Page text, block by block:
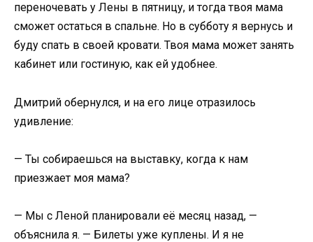
переночевать у Лены в пятницу, и тогда твоя мама
сможет остаться в спальне. Но в субботу я вернусь и
буду спать в своей кровати. Твоя мама может занять
кабинет или гостиную, как ей удобнее.
Дмитрий обернулся, и на его лице отразилось
удивление:
— Ты собираешься на выставку, когда к нам
приезжает моя мама?
— Мы с Леной планировали её месяц назад, —
объяснила я. — Билеты уже куплены. И я не